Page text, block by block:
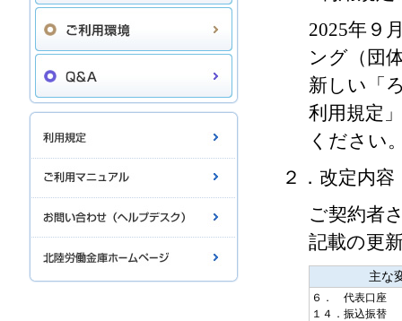
2025年９
ング（団
新しい「
利用規定
ください
２．改定内容
ご契約者
記載の更
主な
６．
代表口座
１４． 振込振替